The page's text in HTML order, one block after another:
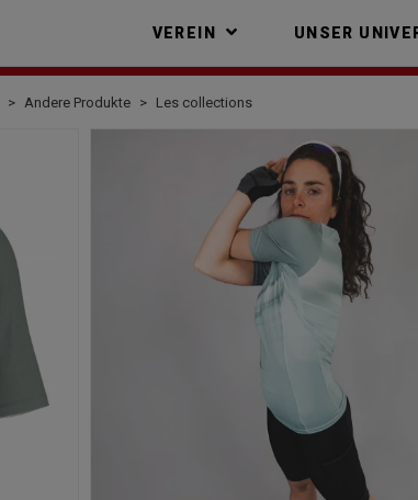
VEREIN UNSER
Andere Produkte Les collections